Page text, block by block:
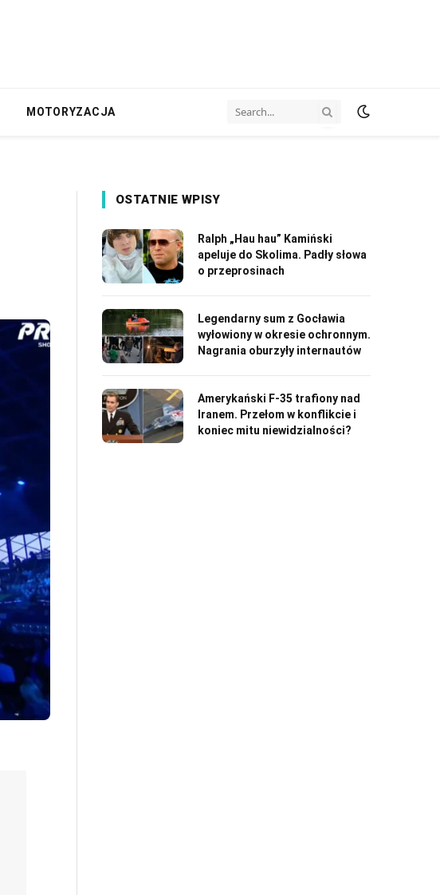
MOTORYZACJA
OSTATNIE WPISY
Ralph „Hau hau” Kamiński
apeluje do Skolima. Padły słowa
o przeprosinach
Legendarny sum z Gocławia
wyłowiony w okresie ochronnym.
Nagrania oburzyły internautów
Amerykański F-35 trafiony nad
Iranem. Przełom w konflikcie i
koniec mitu niewidzialności?